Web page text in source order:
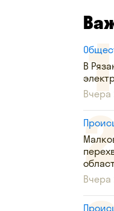
В
Вчера
Вчера